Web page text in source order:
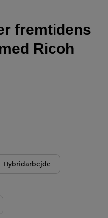
fremtidens
Ricoh
Hybridarbejde